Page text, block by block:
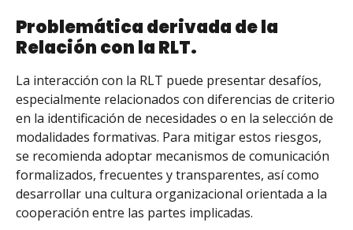
Problemática derivada de la
Relación con la RLT.
La interacción con la RLT puede presentar desafíos,
especialmente relacionados con diferencias de criterio
en la identificación de necesidades o en la selección de
modalidades formativas. Para mitigar estos riesgos,
se recomienda adoptar mecanismos de comunicación
formalizados, frecuentes y transparentes, así como
desarrollar una cultura organizacional orientada a la
cooperación entre las partes implicadas.